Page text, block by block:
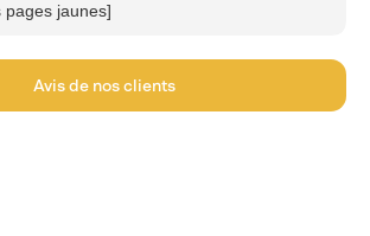
pages jaunes]
Avis de nos clients